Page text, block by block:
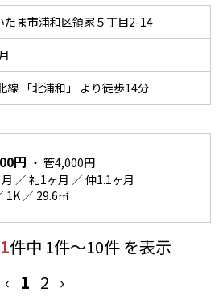
たま市浦和区領家５丁目2-14
線 「北浦和」 より徒歩14分
円 ・ 管4,000円
／ 礼1ヶ月 ／ 仲1.1ヶ月
1K ／ 29.6㎡
件中 1件～10件 を表示
‹ 1 2 ›